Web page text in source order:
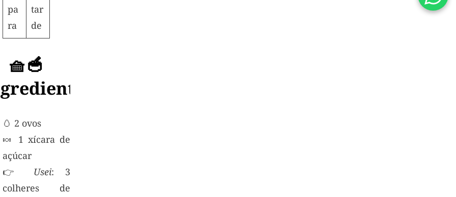
pa
ra
tar
de
🧺🥣
🥚 2 ovos
🍬 1 xícara de
açúcar
👉 Usei: 3
colheres de